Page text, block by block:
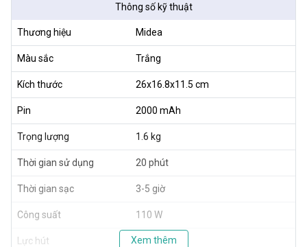
Thông số kỹ thuật
Thương hiệu Midea
Màu sắc Trắng
Kích thước 26x16.8x11.5 cm
Pin 2000 mAh
Trọng lượng 1.6 kg
Thời gian sử dụng 20 phút
Thời gian sạc 3-5 giờ
Công suất 110 W
Lực hút 6000 Pa
Xem thêm